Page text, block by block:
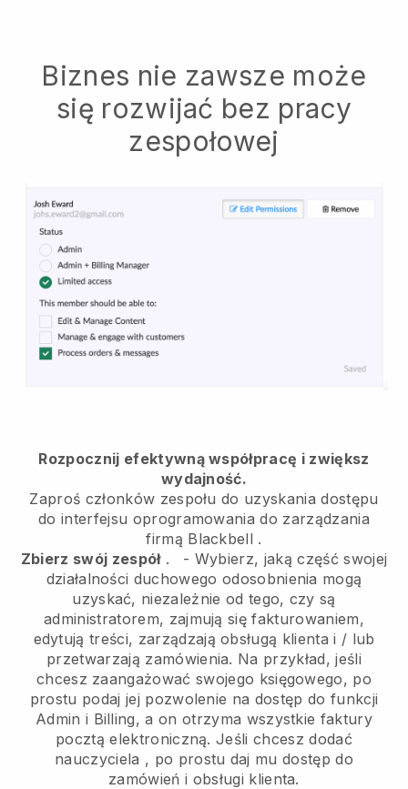
Biznes nie zawsze może
się rozwijać bez pracy
zespołowej
Rozpocznij efektywną współpracę i zwiększ
wydajność.
Zaproś członków zespołu do uzyskania dostępu
do interfejsu oprogramowania do zarządzania
firmą Blackbell .
Zbierz swój zespół. - Wybierz, jaką część swojej
działalności duchowego odosobnienia mogą
uzyskać, niezależnie od tego, czy są
administratorem, zajmują się fakturowaniem,
edytują treści, zarządzają obsługą klienta i / lub
przetwarzają zamówienia. Na przykład, jeśli
chcesz zaangażować swojego księgowego, po
prostu podaj jej pozwolenie na dostęp do funkcji
Admin i Billing, a on otrzyma wszystkie faktury
pocztą elektroniczną.Jeśli chcesz dodać
nauczyciela , po prostu daj mu dostęp do
zamówień i obsługi klienta.